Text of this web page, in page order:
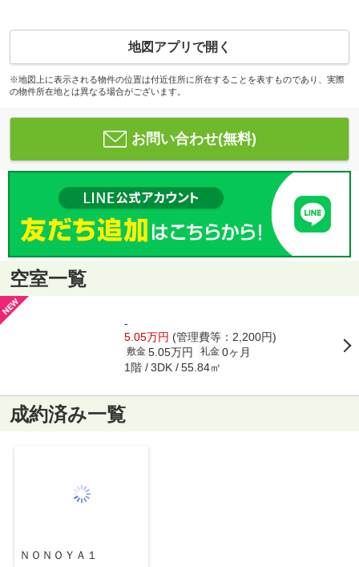
地図アプリで開く
※地図上に表示される物件の位置は付近住所に所在することを表すものであり、実際
の物件所在地とは異なる場合がございます。
お問い合わせ(無料)
空室一覧
-
5.05万円 (管理費等：2,200円)
敷金 5.05万円 礼金 0ヶ月
1階 3DK 55.84㎡
成約済み一覧
ＮＯＮＯＹＡ１